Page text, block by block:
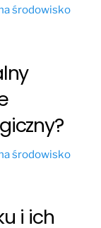
środowisko
środowisko
i ich